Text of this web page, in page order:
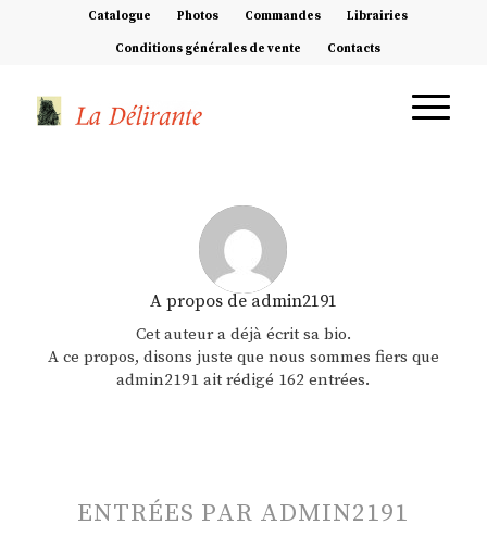
Catalogue Photos Commandes Librairies
Conditions générales de vente Contacts
A propos de admin2191
Cet auteur a déjà écrit sa bio.
A ce propos, disons juste que nous sommes fiers que
admin2191 ait rédigé 162 entrées.
ENTRÉES PAR ADMIN2191